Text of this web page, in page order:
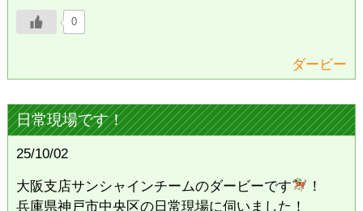
0
ダービー
日常現場です！
25/10/02
大阪支店サンシャインチームのダービーです
！
兵庫県神戸市中央区の日常現場に伺いました！